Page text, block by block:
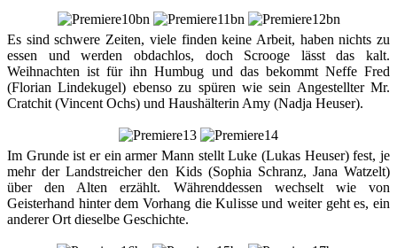
Es sind schwere Zeiten, viele finden keine Arbeit, haben nichts zu
essen und werden obdachlos, doch Scrooge lässt das kalt.
Weihnachten ist für ihn Humbug und das bekommt Neffe Fred
(Florian Lindekugel) ebenso zu spüren wie sein Angestellter Mr.
Cratchit (Vincent Ochs) und Haushälterin Amy (Nadja Heuser).
Im Grunde ist er ein armer Mann stellt Luke (Lukas Heuser) fest, je
mehr der Landstreicher den Kids (Sophia Schranz, Jana Watzelt)
über den Alten erzählt. Währenddessen wechselt wie von
Geisterhand hinter dem Vorhang die Kulisse und weiter geht es, ein
anderer Ort dieselbe Geschichte.